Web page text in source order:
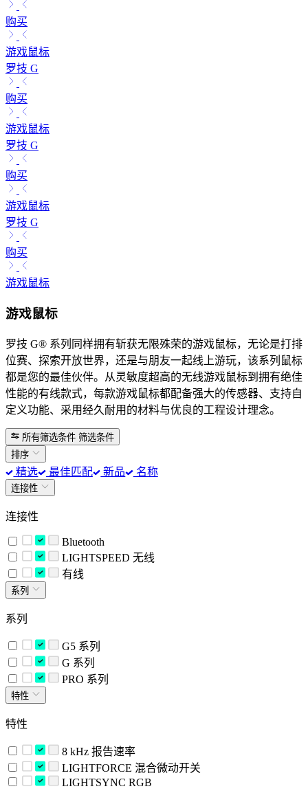
购买
游戏鼠标
罗技 G
购买
游戏鼠标
罗技 G
购买
游戏鼠标
罗技 G
购买
游戏鼠标
游戏鼠标
罗技 G® 系列同样拥有斩获无限殊荣的游戏鼠标，无论是打排
位赛、探索开放世界，还是与朋友一起线上游玩，该系列鼠标
都是您的最佳伙伴。从灵敏度超高的无线游戏鼠标到拥有绝佳
性能的有线款式，每款游戏鼠标都配备强大的传感器、支持自
定义功能、采用经久耐用的材料与优良的工程设计理念。
所有筛选条件 筛选条件
排序
精选 最佳匹配 新品 名称
连接性
连接性
Bluetooth
LIGHTSPEED 无线
有线
系列
系列
G5 系列
G 系列
PRO 系列
特性
特性
8 kHz 报告速率
LIGHTFORCE 混合微动开关
LIGHTSYNC RGB